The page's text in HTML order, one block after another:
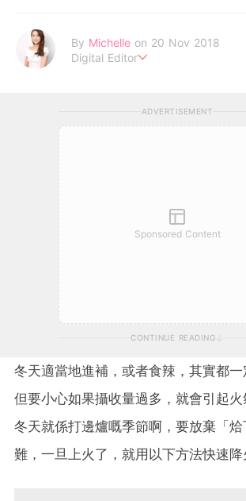
By Michelle on 20 Nov 2018
Digital Editor
ADVERTISEMENT
Sponsored Content
CONTINUE READING
冬天適當地進補，或者食辣，其實都一
但要小心如果攝收量過多，就會引起
冬天就係打邊爐嘅季節啊，要放棄「
難，一旦上火了，就用以下方法快速降